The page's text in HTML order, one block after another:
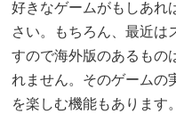
好きなゲームがもしあれ
さい。もちろん、最近は
すので海外版のあるもの
れません。そのゲームの
を楽しむ機能もあります。